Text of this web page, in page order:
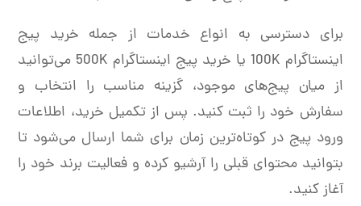
برای دسترسی به انواع خدمات از جمله خرید پیج
اینستاگرام 100K
یا خرید پیج اینستاگرام 500K
می‌توانید
از میان پیج‌های موجود، گزینه مناسب را انتخاب و
سفارش خود را ثبت کنید. پس از تکمیل خرید، اطلاعات
ورود پیج در کوتاه‌ترین زمان برای شما ارسال می‌شود تا
بتوانید محتوای قبلی را آرشیو کرده و فعالیت برند خود را
آغاز کنید.